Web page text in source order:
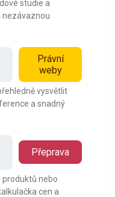
studie a
nezávaznou
Právní
weby
vysvětlit
a snadný
Přeprava
produktů nebo
cen a